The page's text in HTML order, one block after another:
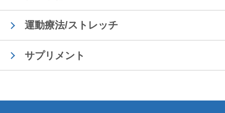
運動療法/ストレッチ
サプリメント